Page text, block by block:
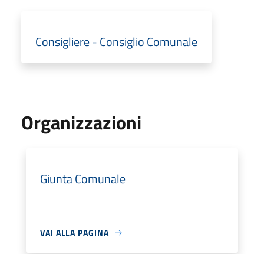
Consigliere - Consiglio Comunale
Organizzazioni
Giunta Comunale
VAI ALLA PAGINA